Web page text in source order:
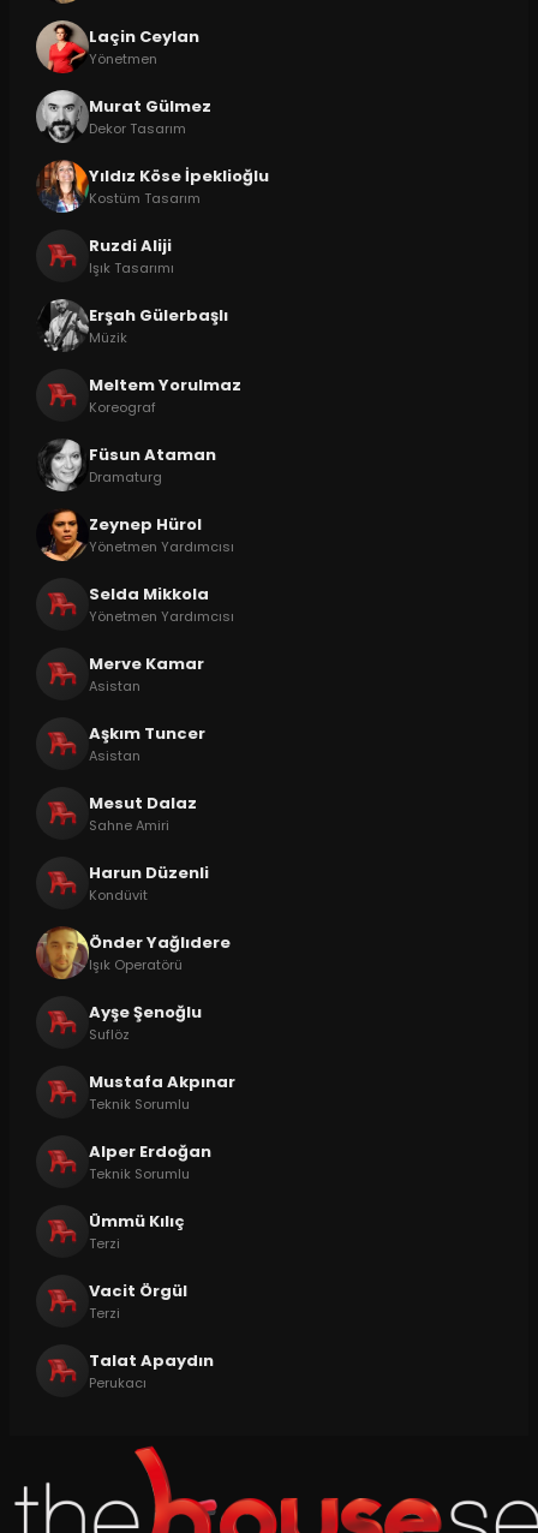
Laçin Ceylan
Yönetmen
Murat Gülmez
Dekor Tasarım
Yıldız Köse İpeklioğlu
Kostüm Tasarım
Ruzdi Aliji
Işık Tasarımı
Erşah Gülerbaşlı
Müzik
Meltem Yorulmaz
Koreograf
Füsun Ataman
Dramaturg
Zeynep Hürol
Yönetmen Yardımcısı
Selda Mikkola
Yönetmen Yardımcısı
Merve Kamar
Asistan
Aşkım Tuncer
Asistan
Mesut Dalaz
Sahne Amiri
Harun Düzenli
Kondüvit
Önder Yağlıdere
Işık Operatörü
Ayşe Şenoğlu
Suflöz
Mustafa Akpınar
Teknik Sorumlu
Alper Erdoğan
Teknik Sorumlu
Ümmü Kılıç
Terzi
Vacit Örgül
Terzi
Talat Apaydın
Perukacı